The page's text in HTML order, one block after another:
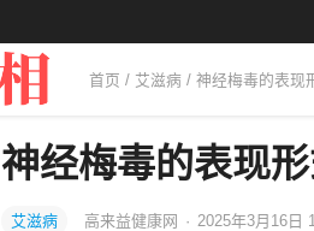
首页 / 艾滋病 / 神经梅毒的表现
神经梅毒的表现
艾滋病 高来益健康网 · 2025年3月16日